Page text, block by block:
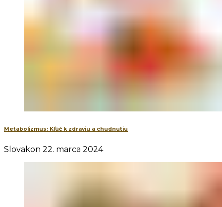
Metabolizmus: Kľúč k zdraviu a chudnutiu
Slovakon 22. marca 2024